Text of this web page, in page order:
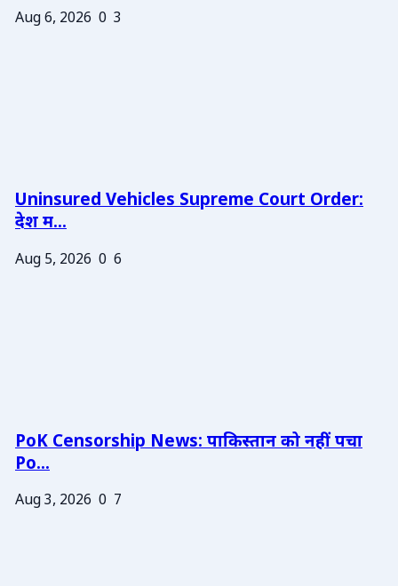
Aug 6, 2026 0 3
Uninsured Vehicles Supreme Court Order:
देश म...
Aug 5, 2026 0 6
PoK Censorship News: पाकिस्तान को नहीं पचा
Po...
Aug 3, 2026 0 7